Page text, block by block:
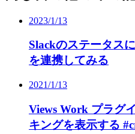
2023/1/13
Slackのステータス
を連携してみる
2021/1/13
Views Work プラグ
キングを表示する